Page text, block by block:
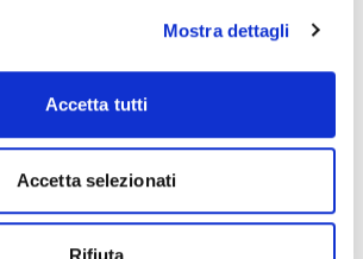
Mostra dettagli
Accetta tutti
Accetta selezionati
simile: il
del
che si ammala
ogni volta che